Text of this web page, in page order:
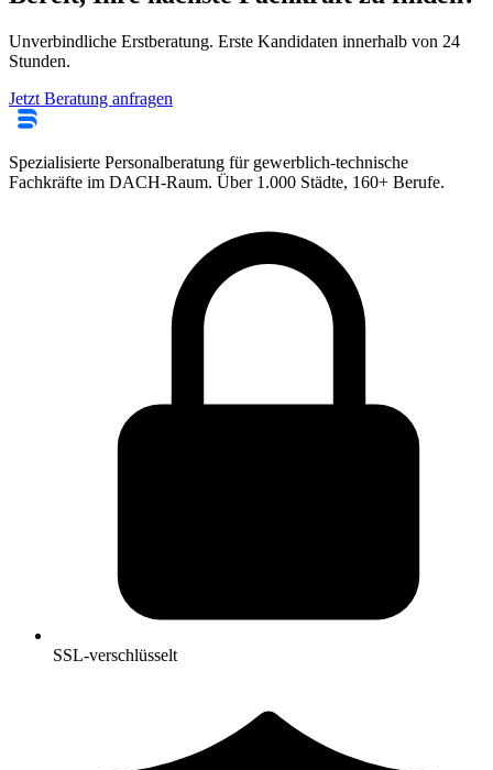
Unverbindliche Erstberatung. Erste Kandidaten innerhalb von 24
Stunden.
Jetzt Beratung anfragen
Spezialisierte Personalberatung für gewerblich-technische
Fachkräfte im DACH-Raum. Über 1.000 Städte, 160+ Berufe.
SSL-verschlüsselt